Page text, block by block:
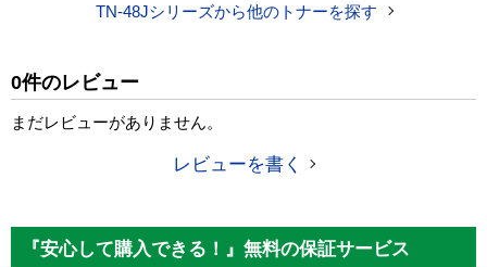
9,630 円
カラー ブラック
TN-48Jシリーズから他のトナーを探す
0件のレビュー
まだレビューがありません。
レビューを書く
『安心して購入できる！』無料の保証サービス